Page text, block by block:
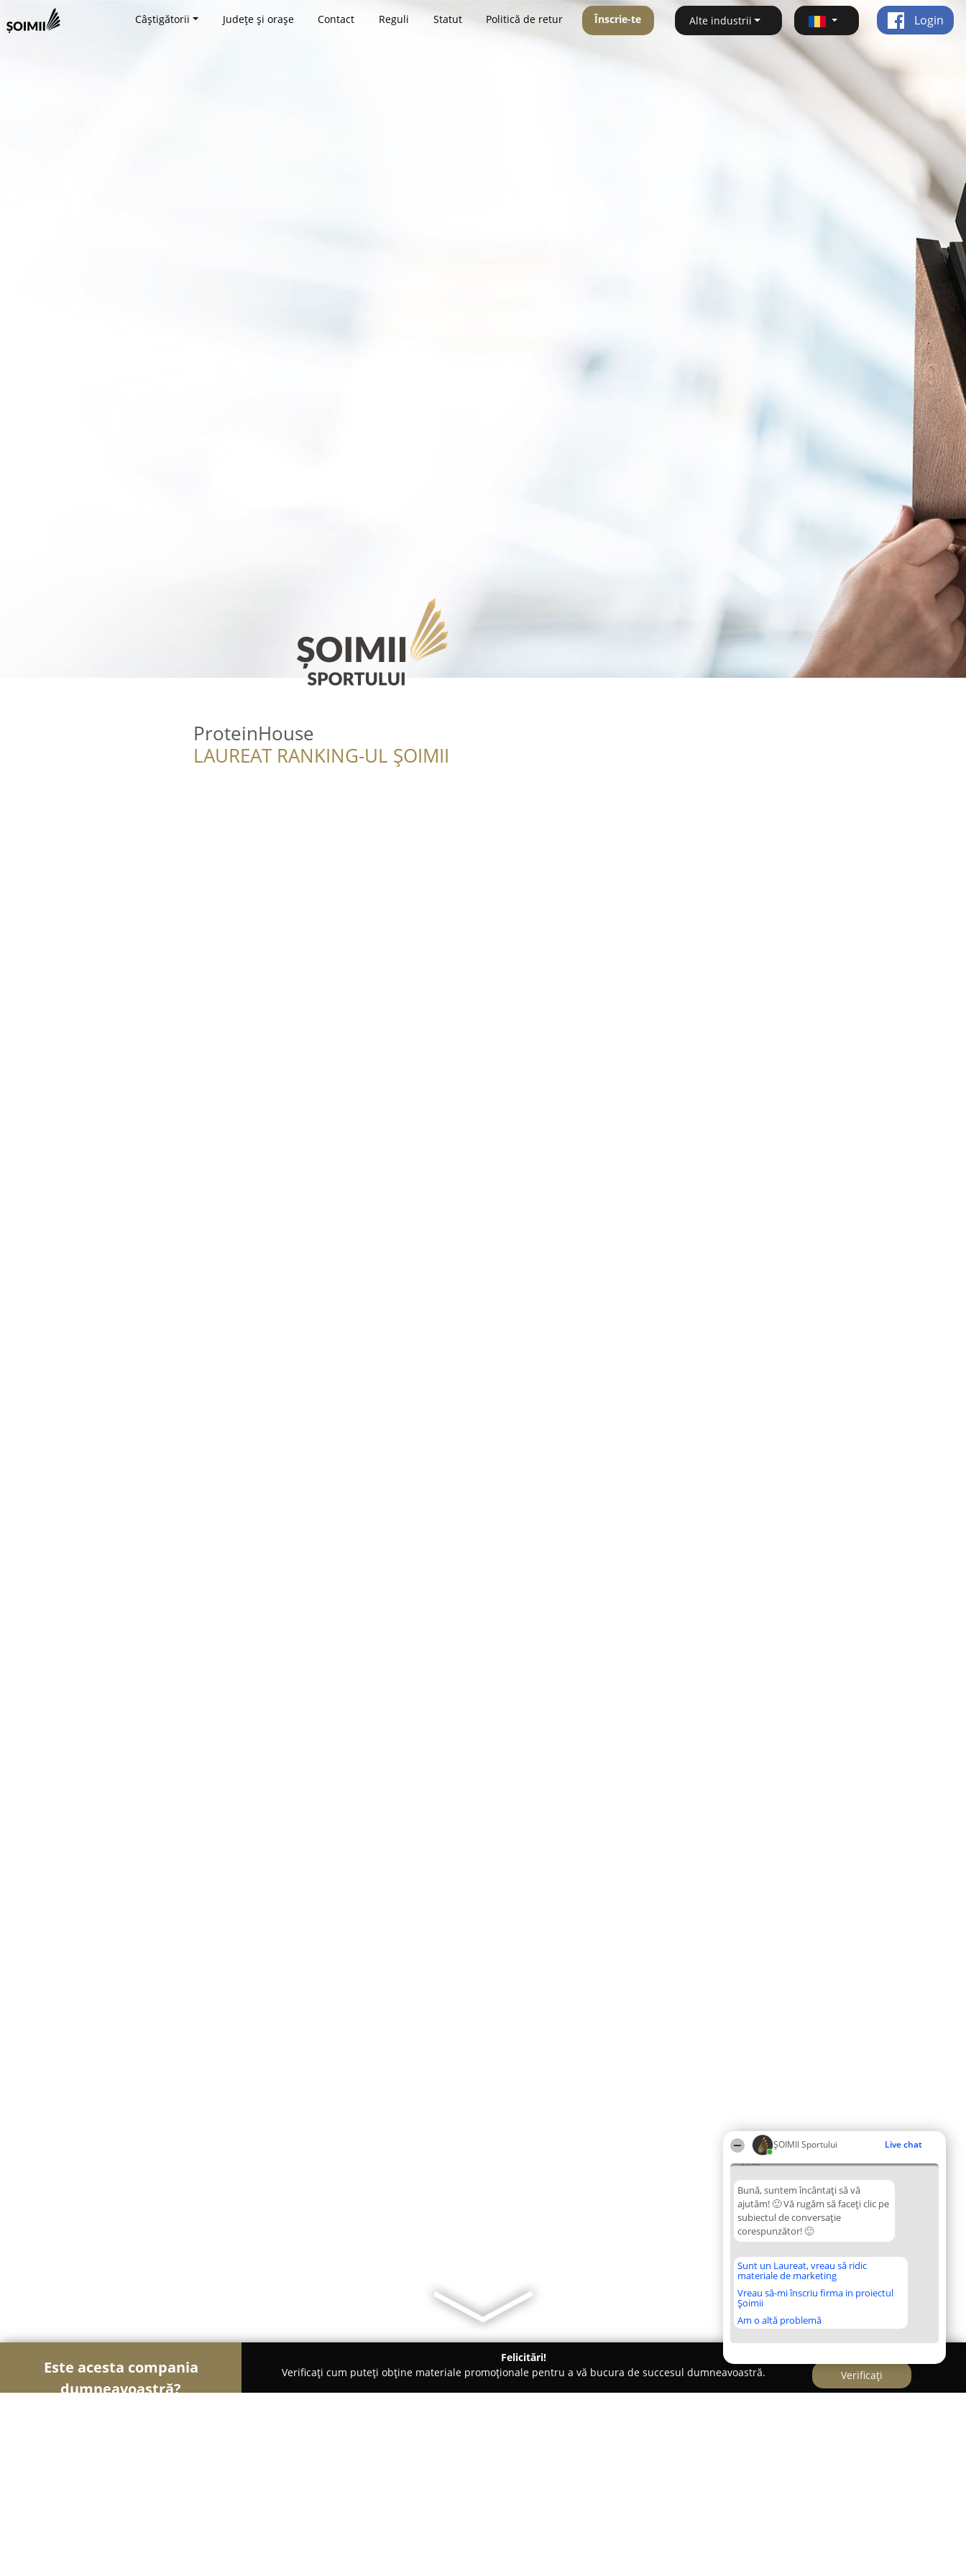
ȘOIMII Sportului Live chat
23:48
Bună, suntem încântați să vă
ajutăm! 🙂 Vă rugăm să faceți clic pe
subiectul de conversație
corespunzător! 🙂
Sunt un Laureat, vreau să ridic
materiale de marketing
Vreau să-mi înscriu firma in proiectul
Șoimii
Am o altă problemă
Câștigătorii Județe și orașe Contact Reguli Statut Politică de retur Înscrie-te Alte industrii Login
ProteinHouse
LAUREAT RANKING-UL ȘOIMII
Este acesta compania
dumneavoastră?
Felicitări!
Verificați cum puteți obține materiale promoționale pentru a vă bucura de succesul dumneavoastră.
Verificați